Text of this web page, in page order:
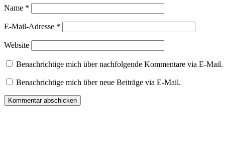
Name *
E-Mail-Adresse *
Website
Benachrichtige mich über nachfolgende Kommentare via E-Mail.
Benachrichtige mich über neue Beiträge via E-Mail.